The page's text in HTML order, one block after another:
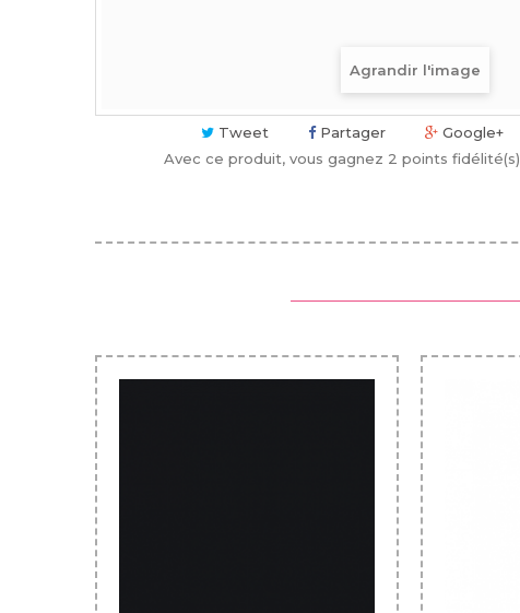
Agrandir l'image
Tweet Partager Google+
Avec ce produit, vous gagnez 2 points fidélité(s)